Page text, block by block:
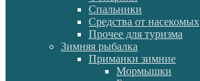
Спальники
Средства от насекомых
Прочее для туризма
Зимняя рыбалка
Приманки зимние
Мормышки